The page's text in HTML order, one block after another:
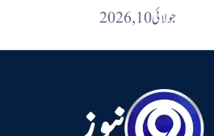
جولائی 10, 2026